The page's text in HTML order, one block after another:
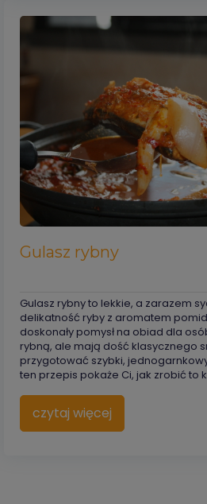
Gulasz rybny
Gulasz rybny to lekkie, a zarazem
delikatność ryby z aromatem
doskonały pomysł na obiad dla
rybną, ale mają dość klasycznego
przygotować szybki,
ten przepis pokaże Ci, jak zrobić to
czytaj więcej